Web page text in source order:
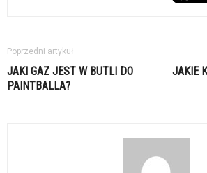
Poprzedni artykuł
JAKI GAZ JEST W BUTLI DO
PAINTBALLA?
JAKIE